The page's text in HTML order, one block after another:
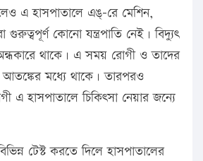
এ হাসপাতালে এঙ্-রে মেশিন,
কোনো যন্ত্রপাতি নেই। বিদ্যুৎ
থাকে। এ সময় রোগী ও তাদের
মধ্যে থাকে। তারপরও
এ হাসপাতালে চিকিৎসা নেয়ার জন্যে
টেস্ট করতে দিলে হাসপাতালের